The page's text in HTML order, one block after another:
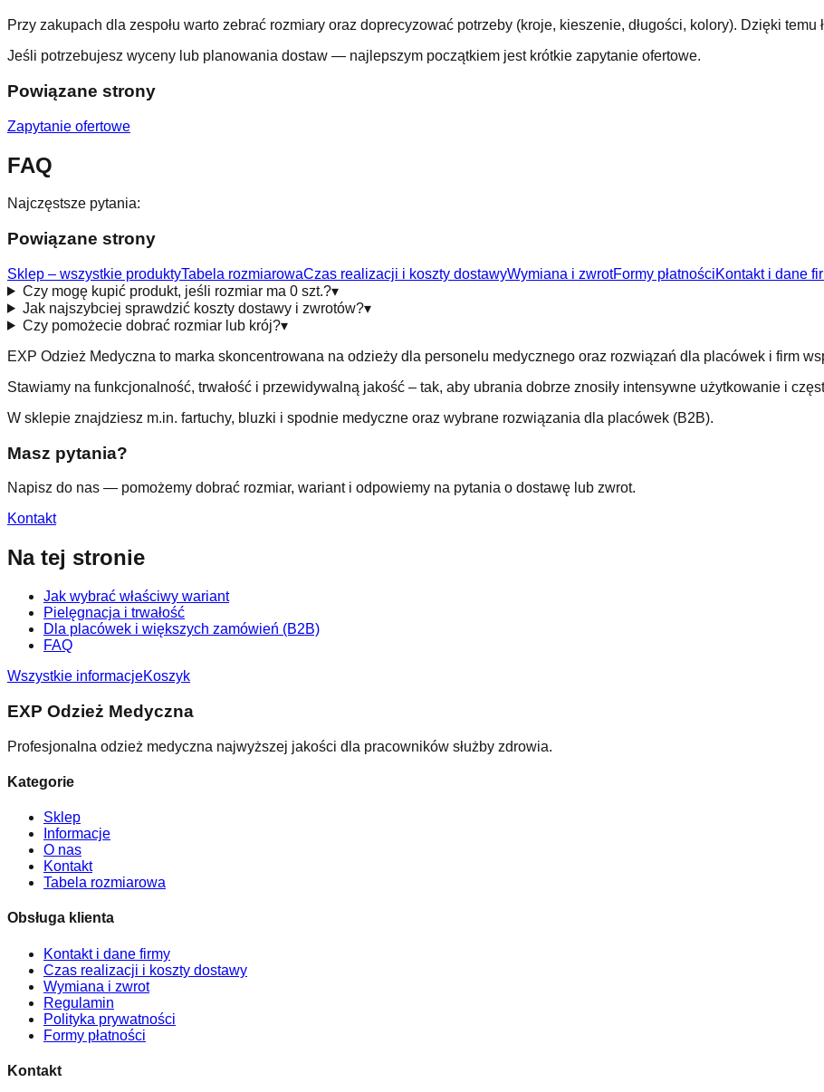
Przy zakupach dla zespołu warto zebrać rozmiary oraz doprecyzować potrzeby (kroje, kieszenie, długości, kolory). Dzięki
Jeśli potrzebujesz wyceny lub planowania dostaw — najlepszym początkiem jest krótkie zapytanie ofertowe.
Powiązane strony
Zapytanie ofertowe
FAQ
Najczęstsze pytania:
Powiązane strony
Sklep – wszystkie produktyTabela rozmiarowaCzas realizacji i koszty dostawyWymiana i zwrotFormy płatnościKontakt i dane
Czy mogę kupić produkt, jeśli rozmiar ma 0 szt.?▾
Jak najszybciej sprawdzić koszty dostawy i zwrotów?▾
Czy pomożecie dobrać rozmiar lub krój?▾
EXP Odzież Medyczna to marka skoncentrowana na odzieży dla personelu medycznego oraz rozwiązań dla placówek i firm
Stawiamy na funkcjonalność, trwałość i przewidywalną jakość – tak, aby ubrania dobrze znosiły intensywne użytkowanie i
W sklepie znajdziesz m.in. fartuchy, bluzki i spodnie medyczne oraz wybrane rozwiązania dla placówek (B2B).
Masz pytania?
Napisz do nas — pomożemy dobrać rozmiar, wariant i odpowiemy na pytania o dostawę lub zwrot.
Kontakt
Na tej stronie
Jak wybrać właściwy wariant
Pielęgnacja i trwałość
Dla placówek i większych zamówień (B2B)
FAQ
Wszystkie informacjeKoszyk
EXP Odzież Medyczna
Profesjonalna odzież medyczna najwyższej jakości dla pracowników służby zdrowia.
Kategorie
Sklep
Informacje
O nas
Kontakt
Tabela rozmiarowa
Obsługa klienta
Kontakt i dane firmy
Czas realizacji i koszty dostawy
Wymiana i zwrot
Regulamin
Polityka prywatności
Formy płatności
Kontakt